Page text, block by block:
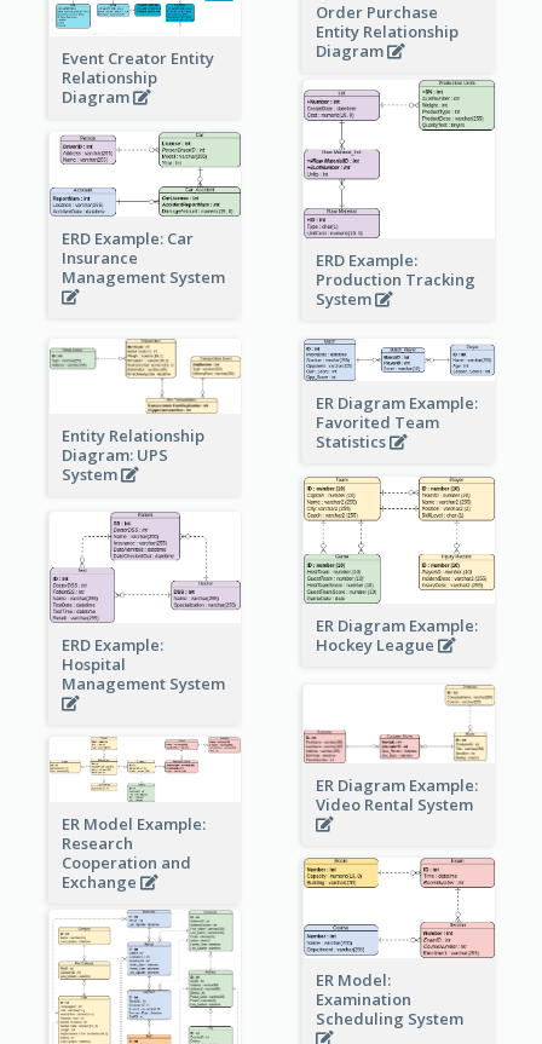
Order Purchase
Entity Relationship
Diagram
Event Creator Entity
Relationship
Diagram
ERD Example:
Production Tracking
System
ERD Example: Car
Insurance
Management System
Entity Relationship
Diagram: UPS
System
ER Diagram Example:
Favorited Team
Statistics
ER Diagram Example:
Hockey League
ERD Example:
Hospital
Management System
ER Diagram Example:
Video Rental System
ER Model Example:
Research
Cooperation and
Exchange
ER Model:
Examination
Scheduling System